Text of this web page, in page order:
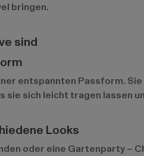
bringen.
sind
entspannten Passform.
sie sich leicht tragen lassen
Looks
oder eine Gartenparty –